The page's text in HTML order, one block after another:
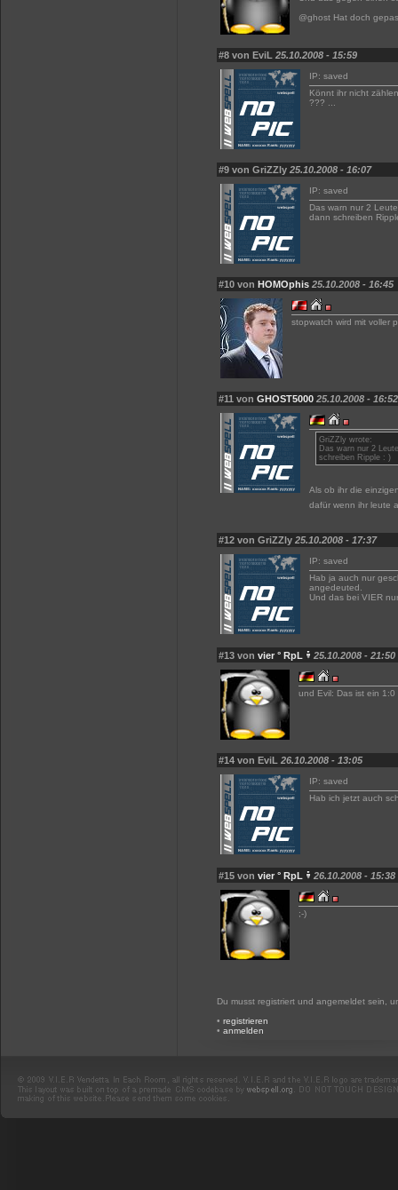
@ghost Hat doch
#8 von EviL 25.10.2008 - 15:59
IP: saved
Könnt ihr nicht
??? ...
#9 von GriZZly 25.10.2008 - 16:07
IP: saved
Das warn nur 2
dann schreiben
#10 von HOMOphis 25.10.2008 - 16:45
stopwatch wird mit voller
#11 von GHOST5000 25.10.2008 - 16:52
GriZZly wrote:
Das warn nur 2
schreiben Ripple : )
Als ob ihr die
dafür wenn ihr leute
#12 von GriZZly 25.10.2008 - 17:37
IP: saved
Hab ja auch nur
angedeuted.
Und das bei VIER
#13 von vier ° RpL 25.10.2008 - 21:50
und Evil: Das ist ein
#14 von EviL 26.10.2008 - 13:05
IP: saved
Hab ich jetzt auch
#15 von vier ° RpL 26.10.2008 - 15:38
;-)
Du musst registriert und angemeldet sein,
• registrieren
• anmelden